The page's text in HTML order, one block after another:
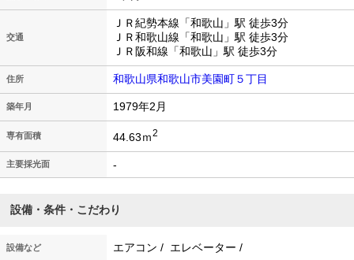
交通
ＪＲ紀勢本線「和歌山」駅 徒歩3分
ＪＲ和歌山線「和歌山」駅 徒歩3分
ＪＲ阪和線「和歌山」駅 徒歩3分
住所 和歌山県和歌山市美園町５丁目
築年月 1979年2月
専有面積 44.63ｍ2
主要採光面 -
設備・条件・こだわり
設備など エアコン / エレベーター /